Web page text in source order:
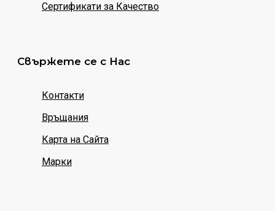
Сертификати за Качество
Свържете се с Нас
Контакти
Връщания
Карта на Сайта
Марки